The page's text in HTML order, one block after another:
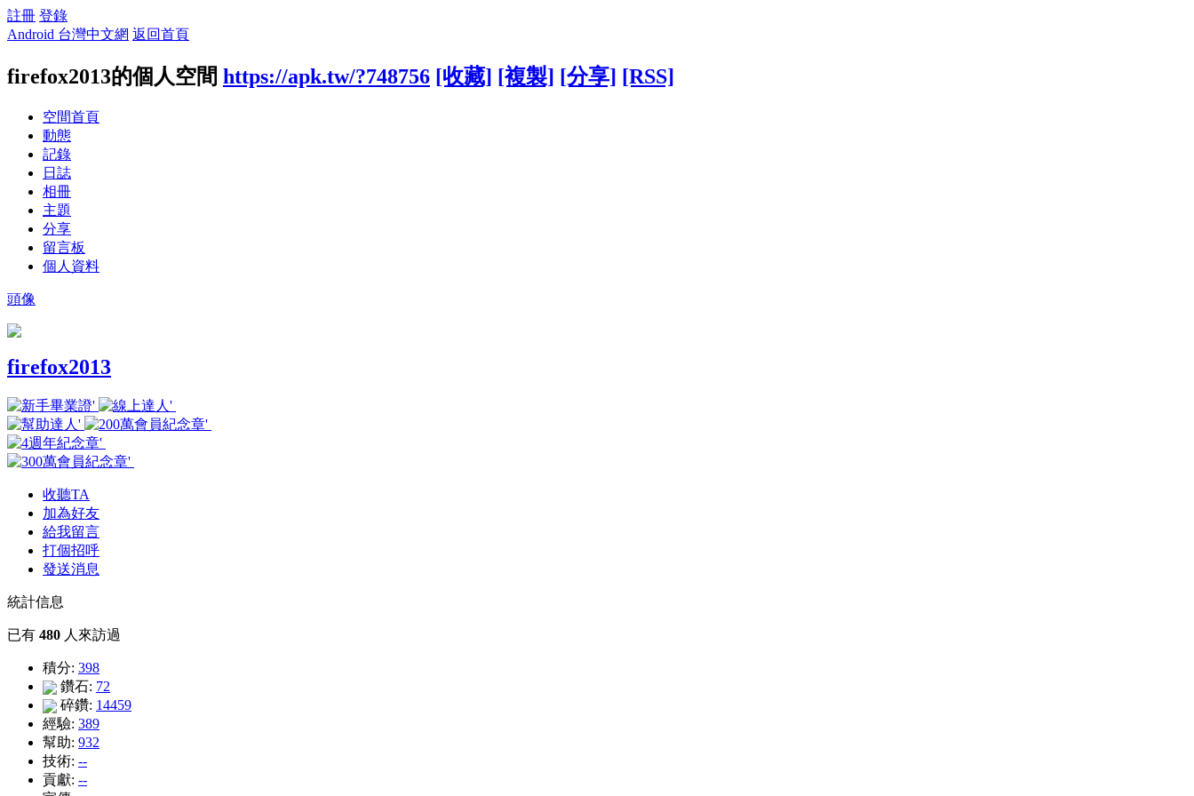
註冊 登錄
Android 台灣中文網 返回首頁
firefox2013的個人空間 https://apk.tw/?748756 [收藏] [複製] [分享] [RSS]
空間首頁
動態
記錄
日誌
相冊
主題
分享
留言板
個人資料
頭像
firefox2013
收聽TA
加為好友
給我留言
打個招呼
發送消息
統計信息
已有 480 人來訪過
積分: 398
鑽石: 72
碎鑽: 14459
經驗: 389
幫助: 932
技術: --
貢獻: --